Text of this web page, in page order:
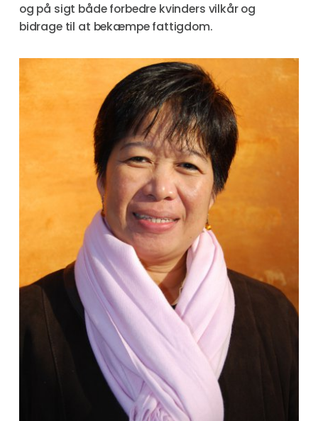
og på sigt både forbedre kvinders vilkår og
bidrage til at bekæmpe fattigdom.